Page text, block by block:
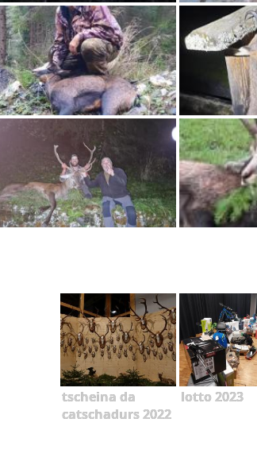
tscheina da
catschadurs 2022
lotto 2023